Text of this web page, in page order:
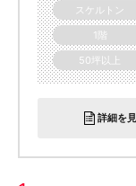
スケルトン
1階
50坪以上
詳細を